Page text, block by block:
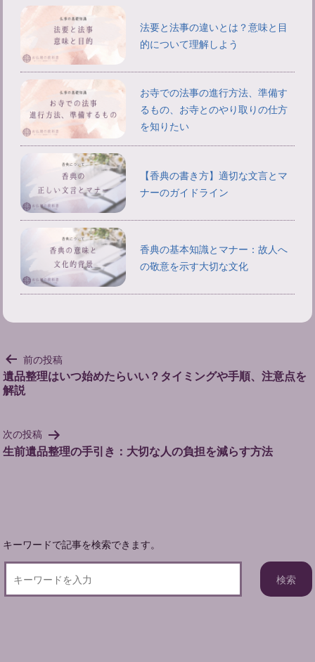
法要と法事の違いとは？意味と目
的について理解しよう
お寺での法事の進行方法、準備す
るもの、お寺とのやり取りの仕方
を知りたい
【香典の書き方】適切な文言とマ
ナーのガイドライン
香典の基本知識とマナー：故人へ
の敬意を示す大切な文化
投
稿
ナ
ゲ
ー
シ
前の投稿
遺品整理はいつ始めたらいい？タイミングや手順、注意点を
解説
次の投稿
生前遺品整理の手引き：大切な人の負担を減らす方法
キーワードで記事を検索できます。